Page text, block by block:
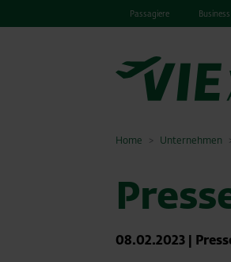
Passagiere
Home Unternehmen
08.02.2023 |